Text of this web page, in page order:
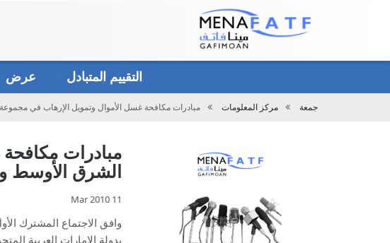
التقييم المتبادل عرض
تحميل
جمعة مركز المعلومات مبادرات مكافحة غسل الأموال وتمويل الإرهاب في
مبادرات
الشرق الأوسط
11 Mar 2010
وافق الاجتماع المشترك